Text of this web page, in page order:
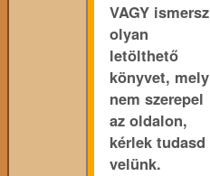
VAGY ismersz
olyan
letölthető
könyvet, mely
nem szerepel
az oldalon,
kérlek tudasd
velünk.